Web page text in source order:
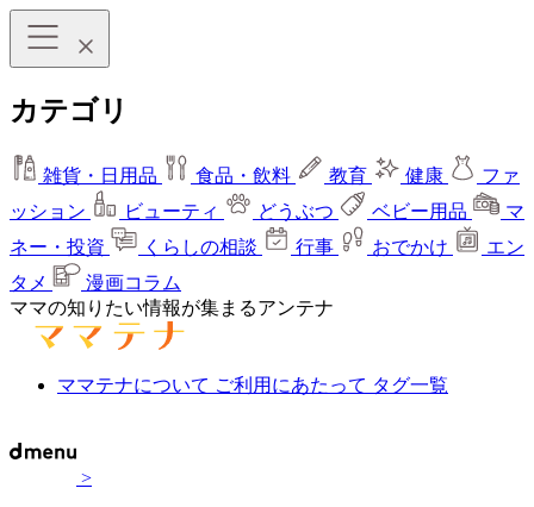
カテゴリ
雑貨・日用品 食品・飲料 教育 健康
ファ
ッション
ビューティ どうぶつ ベビー用品
マ
ネー・投資
くらしの相談 行事 おでかけ
エン
タメ
漫画コラム
ママの知りたい情報が集まるアンテナ
ママテナについて ご利用にあたって タグ一覧
>